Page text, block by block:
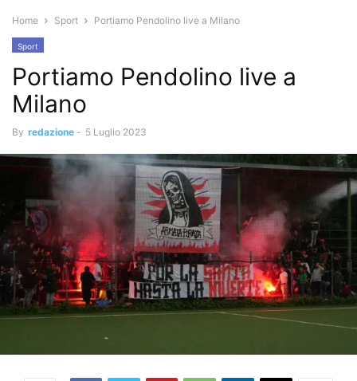
Home Sport Portiamo Pendolino live a Milano
Sport
Portiamo Pendolino live a
Milano
By redazione - 5 Luglio 2023